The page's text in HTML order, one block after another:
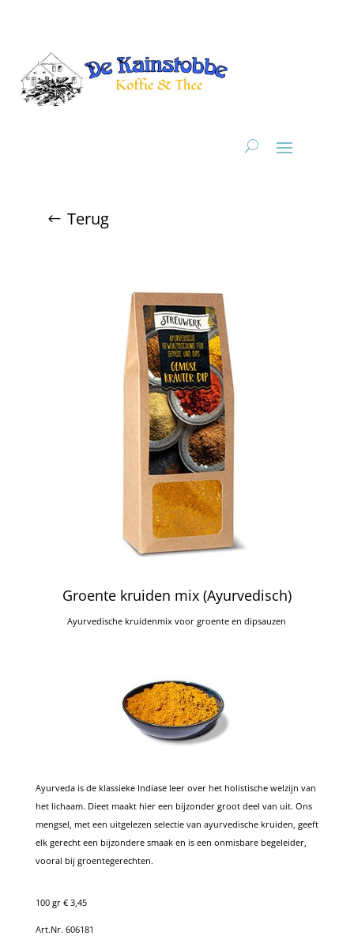
Terug
Groente kruiden mix (Ayurvedisch)
Ayurvedische kruidenmix voor groente en dipsauzen
Ayurveda is de klassieke Indiase leer over het holistische welzijn van
het lichaam. Dieet maakt hier een bijzonder groot deel van uit. Ons
mengsel, met een uitgelezen selectie van ayurvedische kruiden, geeft
elk gerecht een bijzondere smaak en is een onmisbare begeleider,
vooral bij groentegerechten.
100 gr € 3,45
Art.Nr. 606181